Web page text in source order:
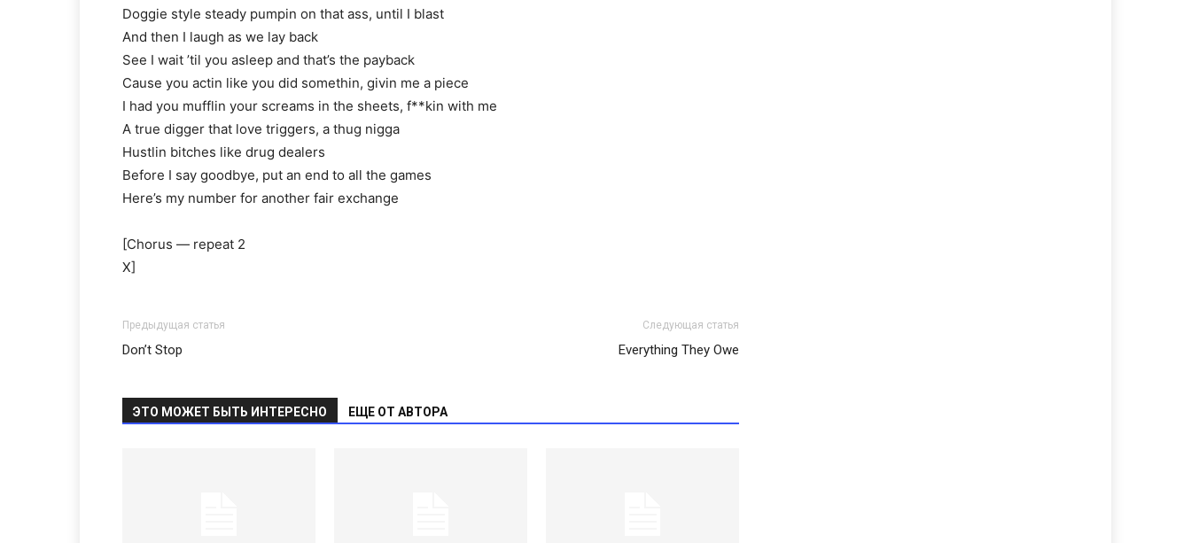
Doggie style steady pumpin on that ass, until I blast
And then I laugh as we lay back
See I wait ’til you asleep and that’s the payback
Cause you actin like you did somethin, givin me a piece
I had you mufflin your screams in the sheets, f**kin with me
A true digger that love triggers, a thug nigga
Hustlin bitches like drug dealers
Before I say goodbye, put an end to all the games
Here’s my number for another fair exchange
[Chorus — repeat 2
X]
Предыдущая статья
Don’t Stop
Следующая статья
Everything They Owe
ЭТО МОЖЕТ БЫТЬ ИНТЕРЕСНО ЕЩЕ ОТ АВТОРА